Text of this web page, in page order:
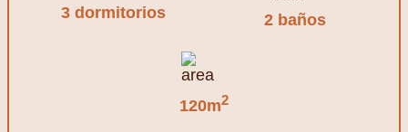
3 dormitorios 2 baños
120m2